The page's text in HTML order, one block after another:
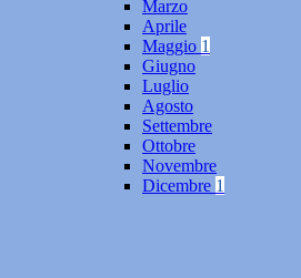
Marzo
Aprile
Maggio 1
Giugno
Luglio
Agosto
Settembre
Ottobre
Novembre
Dicembre 1